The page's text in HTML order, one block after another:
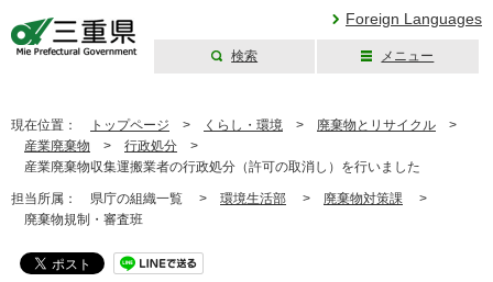
Foreign Languages
検索 メニュー
現在位置： トップページ > くらし・環境 > 廃棄物とリサイクル >
産業廃棄物 > 行政処分 >
産業廃棄物収集運搬業者の行政処分（許可の取消し）を行いました
担当所属： 県庁の組織一覧 > 環境生活部 > 廃棄物対策課 >
廃棄物規制・審査班